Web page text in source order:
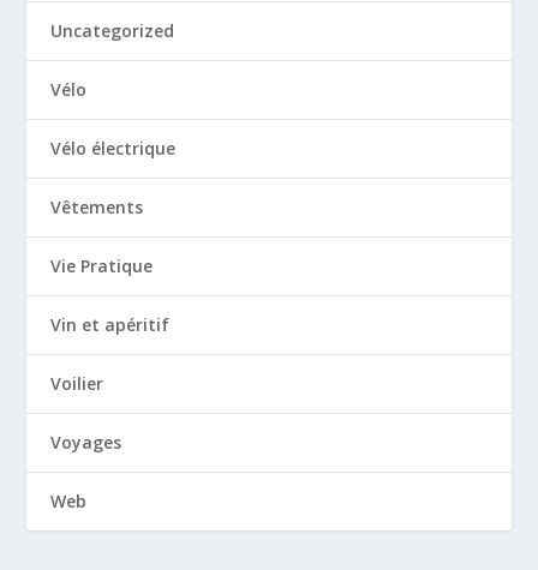
Uncategorized
Vélo
Vélo électrique
Vêtements
Vie Pratique
Vin et apéritif
Voilier
Voyages
Web